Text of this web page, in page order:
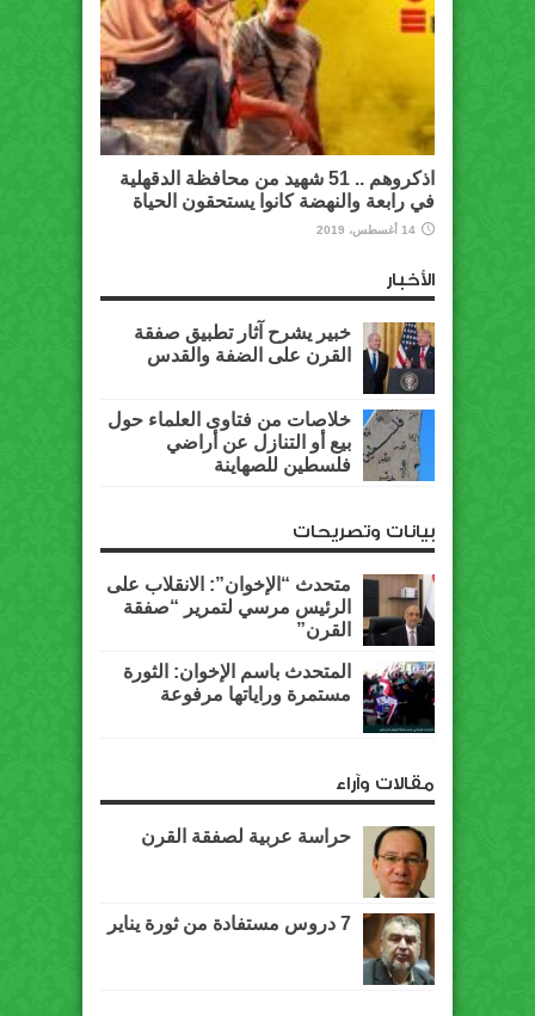
اذكروهم .. 51 شهيد من محافظة الدقهلية
في رابعة والنهضة كانوا يستحقون الحياة
14 أغسطس، 2019
الأخبار
خبير يشرح آثار تطبيق صفقة
القرن على الضفة والقدس
خلاصات من فتاوى العلماء حول
بيع أو التنازل عن أراضي
فلسطين للصهاينة
بيانات وتصريحات
متحدث “الإخوان”: الانقلاب على
الرئيس مرسي لتمرير “صفقة
القرن”
المتحدث باسم الإخوان: الثورة
مستمرة وراياتها مرفوعة
مقالات وآراء
حراسة عربية لصفقة القرن
7 دروس مستفادة من ثورة يناير